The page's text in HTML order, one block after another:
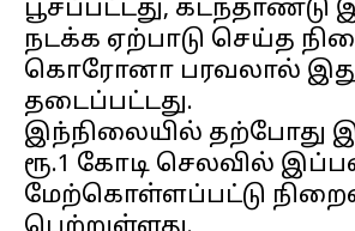
பூசப்பட்டது, கடந்தாண்டு
நடக்க ஏற்பாடு செய்த
கொரோனா பரவலால்
தடைப்பட்டது.
இந்நிலையில் தற்போது
ரூ.1 கோடி செலவில்
மேற்கொள்ளப்பட்டு